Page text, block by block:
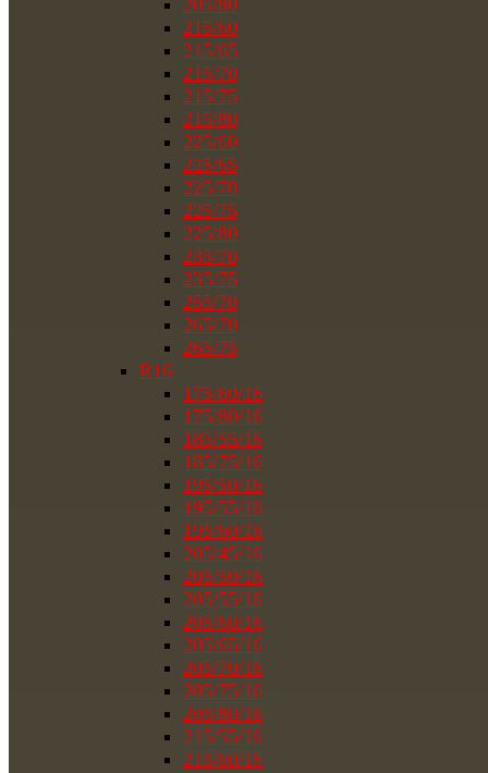
205/80
215/60
215/65
215/70
215/75
215/80
225/60
225/65
225/70
225/75
225/80
235/70
235/75
255/70
265/70
265/75
R16
175/60/16
175/80/16
185/55/16
185/75/16
195/50/16
195/55/16
195/60/16
205/45/16
205/50/16
205/55/16
205/60/16
205/65/16
205/70/16
205/75/16
205/80/16
215/55/16
215/60/16